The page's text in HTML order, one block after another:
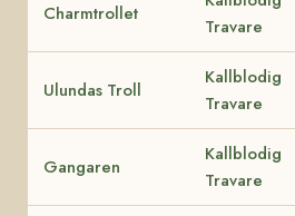
Charmtrollet
Travare
Ulundas Troll
Kallblodig
Travare
Gangaren
Kallblodig
Travare